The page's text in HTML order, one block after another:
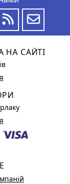
НА САЙТІ